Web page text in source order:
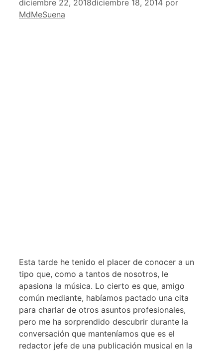
diciembre 22, 2018diciembre 18, 2014 por
MdMeSuena
Esta tarde he tenido el placer de conocer a un
tipo que, como a tantos de nosotros, le
apasiona la música. Lo cierto es que, amigo
común mediante, habíamos pactado una cita
para charlar de otros asuntos profesionales,
pero me ha sorprendido descubrir durante la
conversación que manteníamos que es el
redactor jefe de una publicación musical en la